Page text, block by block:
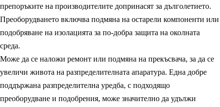
препоръките на производителите допринасят за дълголетието.
Преоборудването включва подмяна на остарели компоненти или
подобряване на изолацията за по-добра защита на околната
среда.
Може да се наложи ремонт или подмяна на прекъсвача, за да се
увеличи живота на разпределителната апаратура. Една добре
поддържана разпределителна уредба, с подходящо
преоборудване и подобрения, може значително да удължи